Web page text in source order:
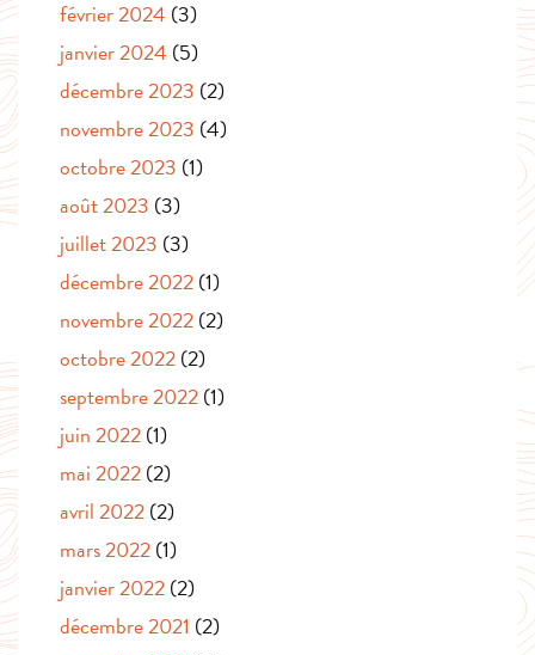
février 2024 (3)
janvier 2024 (5)
décembre 2023 (2)
novembre 2023 (4)
octobre 2023 (1)
août 2023 (3)
juillet 2023 (3)
décembre 2022(1)
novembre 2022(2)
octobre 2022(2)
septembre 2022(1)
juin 2022(1)
mai 2022(2)
avril 2022(2)
mars 2022(1)
janvier 2022(2)
décembre 2021 (2)